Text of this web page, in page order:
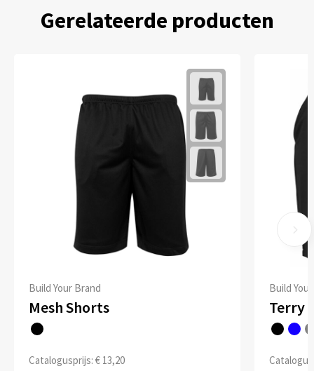
Gerelateerde producten
Build Your Brand
Mesh Shorts
Catalogusprijs: € 13,20
Build
Terry